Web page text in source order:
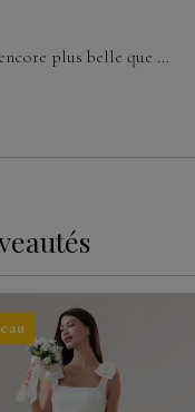
plus belle que ...